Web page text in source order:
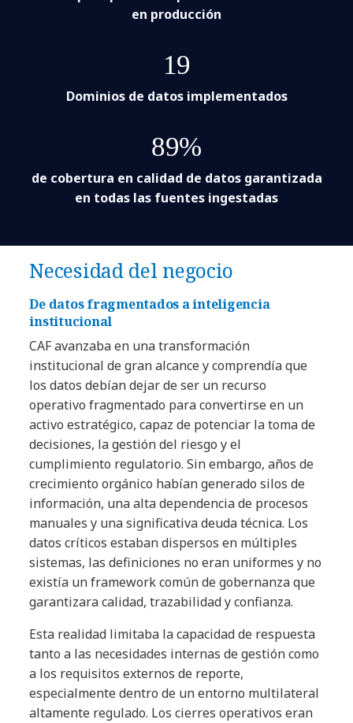
en producción
19
Dominios de datos implementados
89%
de cobertura en calidad de datos garantizada
en todas las fuentes ingestadas
Necesidad del negocio
De datos fragmentados a inteligencia
institucional
CAF avanzaba en una transformación
institucional de gran alcance y comprendía que
los datos debían dejar de ser un recurso
operativo fragmentado para convertirse en un
activo estratégico, capaz de potenciar la toma de
decisiones, la gestión del riesgo y el
cumplimiento regulatorio. Sin embargo, años de
crecimiento orgánico habían generado silos de
información, una alta dependencia de procesos
manuales y una significativa deuda técnica. Los
datos críticos estaban dispersos en múltiples
sistemas, las definiciones no eran uniformes y no
existía un framework común de gobernanza que
garantizara calidad, trazabilidad y confianza.
Esta realidad limitaba la capacidad de respuesta
tanto a las necesidades internas de gestión como
a los requisitos externos de reporte,
especialmente dentro de un entorno multilateral
altamente regulado. Los cierres operativos eran